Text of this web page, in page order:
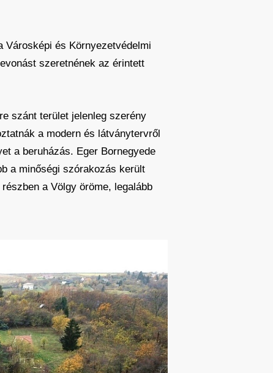
Városképi és Környezetvédelmi
szeretnének az érintett
szánt terület jelenleg szerény
a modern és látványtervről
a beruházás. Eger Bornegyede
a minőségi szórakozás került
a Völgy öröme, legalább